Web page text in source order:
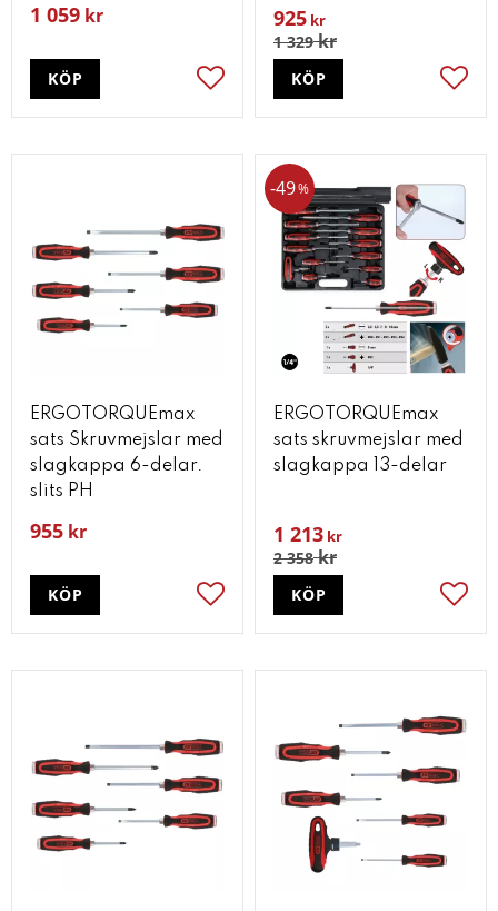
1 059 kr
Lägg till i favoriter
KÖP
925 kr
1 329kr
KÖP
ERGOTORQUEmax
sats Skruvmejslar med
slagkappa 6-delar.
slits PH
955 kr
Lägg till i favoriter
KÖP
ERGOTORQUEmax
sats skruvmejslar med
slagkappa 13-delar
1 213 kr
2 358kr
49%
KÖP